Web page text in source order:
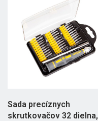
Sada precíznych
skrutkovačov 32 dielna,